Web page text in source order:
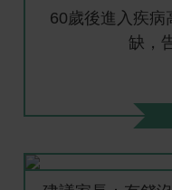
60歲後進入疾病
缺，